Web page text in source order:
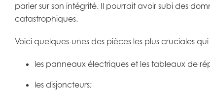
parier sur son intégrité. Il pourrait avoir subi des
catastrophiques.
Voici quelques-unes des pièces les plus cruciales
les panneaux électriques et les tableaux de
les disjoncteurs;